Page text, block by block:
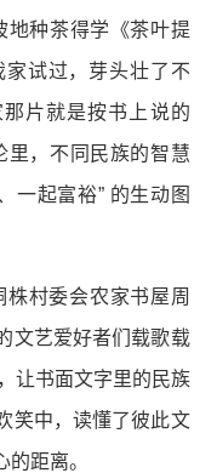
地种茶得学《茶叶提
试过，芽头壮了不
片就是按书上说的
里，不同民族的智慧
一起富裕” 的生动图
株村委会农家书屋周
文艺爱好者们载歌载
让书面文字里的民族
笑中，读懂了彼此文
距离。